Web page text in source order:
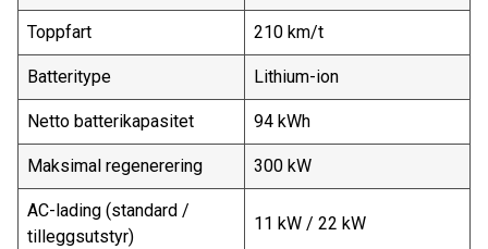
Toppfart 210 km/t
Batteritype Lithium-ion
Netto batterikapasitet 94 kWh
Maksimal regenerering 300 kW
AC-lading (standard /
tilleggsutstyr)
11 kW / 22 kW